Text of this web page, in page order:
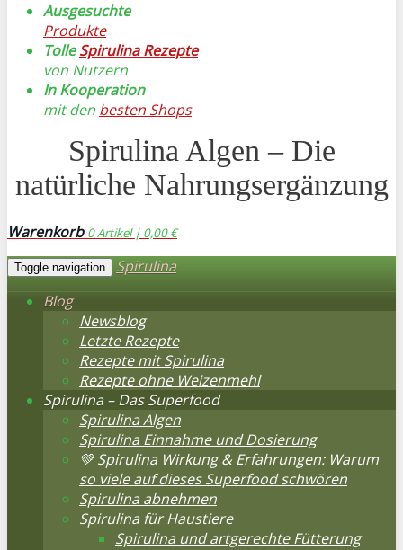
Ausgesuchte
Produkte
TolleSpirulina Rezepte
von Nutzern
In Kooperation
mit den besten Shops
Spirulina Algen – Die
natürliche Nahrungsergänzung
Warenkorb 0Artikel | 0,00 €
Toggle navigation
Spirulina
Blog
Newsblog
Letzte Rezepte
Rezepte mit Spirulina
Rezepte ohne Weizenmehl
Spirulina – Das Superfood
Spirulina Algen
Spirulina Einnahme und Dosierung
💚 Spirulina Wirkung & Erfahrungen: Warum
so viele auf dieses Superfood schwören
Spirulina abnehmen
Spirulina für Haustiere
Spirulina und artgerechte Fütterung